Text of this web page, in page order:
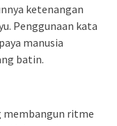
ketenangan
Penggunaan kata
manusia
batin.
ritme